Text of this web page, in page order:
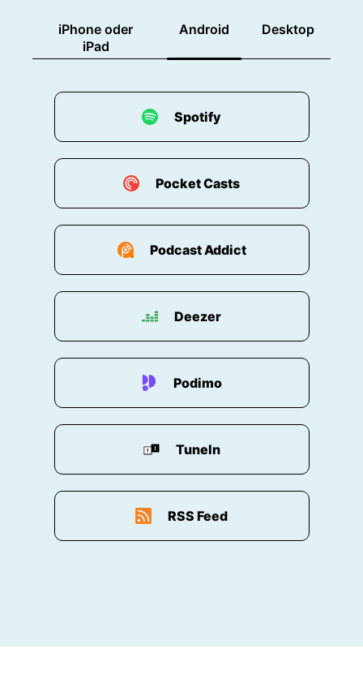
iPhone oder
iPad
Android Desktop
Spotify
Pocket Casts
Podcast Addict
Deezer
Podimo
TuneIn
RSS Feed